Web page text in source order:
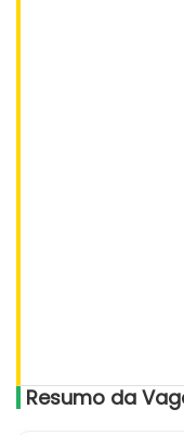
Resumo da